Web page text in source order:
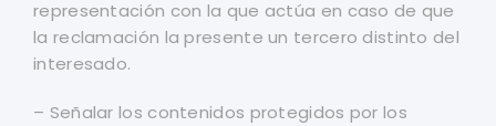
representación con la que actúa en caso de que
la reclamación la presente un tercero distinto del
interesado.
– Señalar los contenidos protegidos por los